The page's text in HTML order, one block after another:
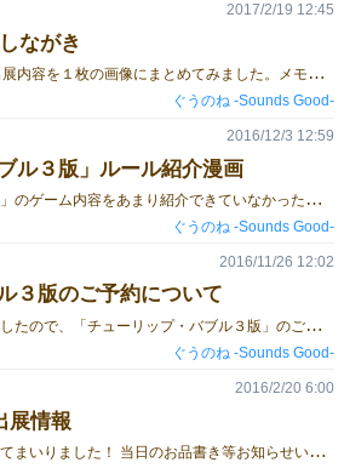
ながき
ぐ
うのね -Sounds Good-の出展内容を１枚の画像にまとめてみました。メモ代わりにダウンロードしていただいて大丈夫です。 チューリップ・バブル 第３版 ゲームの詳細はこちらをご覧ください。 トルトラレル（ガーデンゲームズ様からの委託品です） ゲームの詳細はこちらをご覧ください。 チューリップ・バブル アップデートキット 旧版（１～２版）をお持ちの方も、３版と同じように遊べます） 内容物の詳細はこちらをご覧ください。 ミニ巾着（チューリップ・バブルの駒などを収納できます） 画集タロットストーリア なお、大変申し訳ありませんが、今回はチューリップ・バブルのお取置予約を行いません。手作りのコマがあるため１箱ずつ作るのに時間がかかるのですが、ゲムマ当日までにできるだけたくさんご用意できるように注力したいと思っております！ （今回のゲムマ後もまだ在庫がございますので、今回で絶版ということにはなりません。） ガーデンゲームズ様の「トルトラレル」は２～４人用の競りカードゲームで、競りの駆け引きにジレンマがしっかり効いた、プレイヤーをうーんと唸らせるゲームです。ルールはシンプルなので遊びやすいですよ。また、世界観のつくりこみもすごく丁寧で、こんなふうに並べて遊べることにも気がつきました！（当時のツイートを引用します） ゲムマ秋でお迎えしたガーデンゲームズさんの「トルトラレル」まだ本体のルールで遊べてないのですが、カードの背景が繋がることを発見して並べてみると…びっくり！アートワークと世界観の作り込みが…すごい！ネタバレになるかもなので一部だけの写真にしておきますっ pic.twitter.com/1X4kvK4udV — ぐうのね／ゲムマ神戸D37 (@guunoneinfo) 2016年12月15日 とてもおすすめなので、よろしければ是非お手にとってみてくださいね。 また、しのうじょう様の新作「菊花賽」のアートワーク（イラストとデザイン）をことり寧子がお手伝いさせていただきましたので、ちらっとご紹介です！ 麻雀をものすごくミニマムに凝縮したダイスゲームです。 パッケージは小ぶりな巾着袋。この中についたて２枚とダイス17個、説明書が入っています。巾着袋はパッケージでもありコンポーネントにもなるんですよ。 なお、「菊花賽」はぐうのねのブースで販売いたしません、ブース番号【F39】しのうじょう様にてお求めください。
2017/2/19 12:45
ぐうのね -Sounds Good-
ル３版」ルール紹介漫画
「
チューリップ・バブル３版」のゲーム内容をあまり紹介できていなかったので、ご参考までにどんなルールかざっくりわかる漫画を掲載いたします。 概要としましては、 プレイ人数：3～5人／プレイ時間：約60分／対象年齢：10歳～ 株・競り・セットコレクションの要素が入ったゲームです。 ちょっとした注意点としましては、 ●結構時間のかかるゲームです。（インストしながらの初回だと２時間くらいかかるかも） ●少し広めの場所が必要です。（我が家では75×75cmのこたつ机で遊んでいます） 実際のコンポーネントや、ルールブックの公開もおこなっております。こちら↓のページにてご覧ください。 おかげさまで印刷物がぶじに届いたので、写真で紹介します。ルールブックPDFも公開しました。「チューリップ・バブル３版のコンポーネントとルールブック」 https://t.co/flHlozHv5k #ゲムマ pic.twitter.com/5oSEgyRlmP — ぐうのね・ゲムマ秋[C18] (@guunoneinfo) 2016年11月30日 こんなゲームですがどうぞよろしくお願いいたします！
2016/12/3 12:59
ぐうのね -Sounds Good-
３版のご予約について
よ
うやく準備の目処がたちましたので、「チューリップ・バブル３版」のご予約についてご案内します。大変お待たせいたしました！ 受付期間中はこのブログ記事の最下部にGoogleフォームへのリンクを設置します。 12/11（日）ゲームマーケット2016秋にてご購入希望の方のためのご予約です。 ブースは【C18】ぐうのね-Sounds Good- です。 予約なしの当日販売分もございます。 ゲームマーケット2017神戸、通販（もしくは店舗委託）でもお求めいただける予定です。 ご予約期間 11/26（土）正午から 12/3（土）正午まで 24時まで ３版は制作個数が多いため、先着順です 規定数に達しましたら、ご予約を早期に締め切らせていただく場合があります ご予約個数 お一人様につき１箱です ご予約時に必要なもの お名前・メールアドレス・お好きな３ケタの数字（ご本人確認用） イベント価格 １箱 3,500円 ゲムマ2016秋 当日について お取り置きは10時～15時までとさせていただきます。 ご事情により15時以降になる方はフォームの備考欄でご連絡いただければ個別に対応いたします。 15時までにお受け取りまたはご連絡のない場合は、自動的にキャンセルとさせていただきます。 イベント開始直後は少々混雑している可能性がありますので、ご予約の方はできればゆっくりお受け取りにお越しください。 ■ ご予約申し込みフォームはこちら ■ ご予約受付期間が終了しました。たくさんのお申込み、本当にありがとうございました！
2016/11/26 12:02
ぐうのね -Sounds Good-
展情報
い
よいよゲムマが明日に迫ってまいりました！ 当日のお品書き等お知らせいたします～。 ※ゲムマカタログに小さく掲載していた新作は、諸事情により開発を断念してしまいました。興味を持ってくださった方がいらっしゃいましたら大変申し訳ありません。 当日のラインナップ チューリップ・バブル第２版 イベント価格￥3500 画集タロットストーリア ￥1200 チューリップ・バブルのミニ巾着 ￥500・￥300 チューリップ・バブルのハンカチ ￥500 「チューリップ・バブル第２版」は、クレーム対応用として保管していた予備の７部を放出する形です。2015年３月に初版をリリースしてから約１年間保管していましたが、コンポーネントの不備ご連絡が１件のみでしたので販売させていただくことにしました。ごく少数のため、申し訳ありませんがご予約は承っておりません。 なお、ゲームマーケット2016秋（東京）に向けて「チューリップ・バブル第３版」の再版を決定しました！詳細は追ってお知らせいたします。大幅なルール改良もおこない、１版・２版よりもよい形でお届けしたいと思っています。イベントのほか通販も予定しています。 こちらの写真は画集タロットストーリアと、チューリップ・バブルのミニ巾着＆マイクロファイバーハンカチになります。グッズの詳細はぐうのねのブログ記事をご覧ください。 こっち屋さんとのコラボレーション作品 今回はこっち屋さんと隣接ブースになっております。こっち屋さんとのコラボ作も持ち込みますのでこちらもよろしくお願いいたします！ ブタバベル（コラボ作第２弾） イベント価格￥1000 タロットストーリア（コラボ作第１弾） イベント価格￥1500 ブタバベルの詳細はこっち屋さんのブログ記事をご覧ください。 タロットストーリアの詳細はぐうのねのサイト内ページをご覧ください。
2016/2/20 6:00